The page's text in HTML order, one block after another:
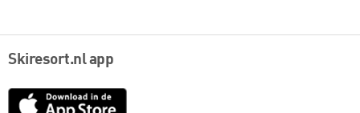
Skiresort.nl app
App